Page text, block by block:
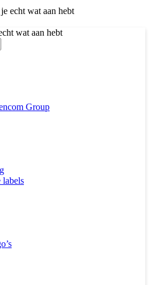
echt wat aan hebt
wat aan hebt
Group
labels